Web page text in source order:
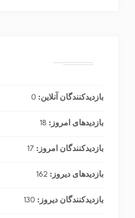
بازدیدکنندگان آنلاین: 0
بازدیدهای امروز: 18
بازدیدکنندگان امروز: 17
بازدیدهای دیروز: 162
بازدیدکنندگان دیروز: 130